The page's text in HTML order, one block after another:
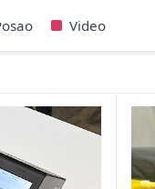
Video